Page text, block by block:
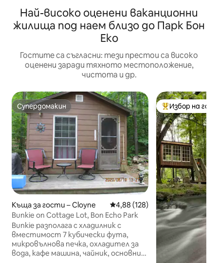
Най-високо оценени ваканционни
жилища под наем близо до Парк Бон
Еко
Гостите са съгласни: тези престои са високо
оценени заради тяхното местоположение,
чистота и др.
Супердомакин
Супердомакин
Къща за гости – Cloyne Средна оценка: 4,88 от 5,
4,88 (128)
Bunkie on Cottage Lot, Bon Echo Park
Bunkie разполага с хладилник с
вместимост 7 кубически фута,
микровълнова печка, охладител за
вода, кафе машина, чайник, основни
Най-популярен
Избор на